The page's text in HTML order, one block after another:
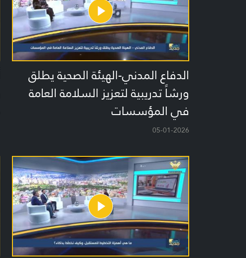
الدفاع المدني-الهيئة الصحية يطلق
ورشاً تدريبية لتعزيز السلامة العامة
في المؤسسات
05-01-2026